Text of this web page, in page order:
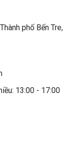
phố Bến Tre,
13:00 - 17:00